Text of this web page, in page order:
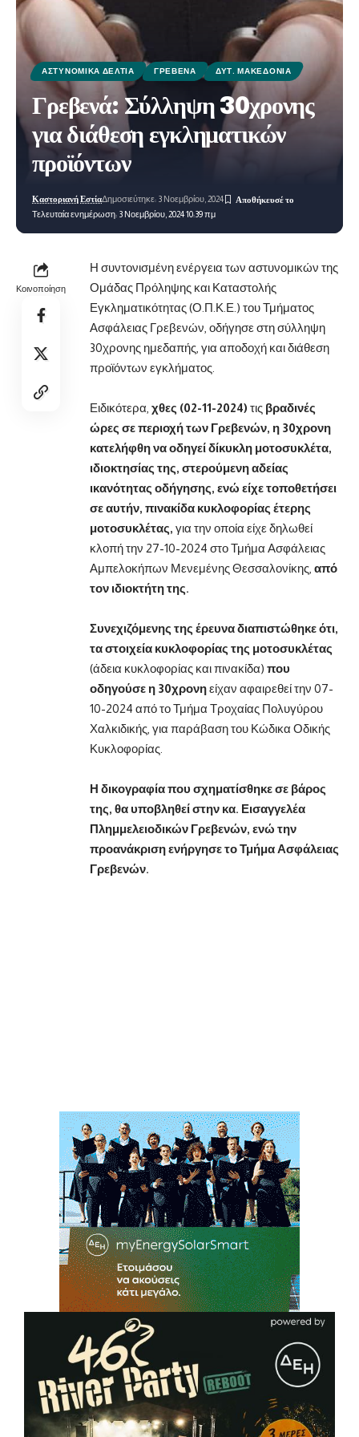
ΑΣΤΥΝΟΜΙΚΆ ΔΕΛΤΊΑ ΓΡΕΒΕΝΆ ΔΥΤ. ΜΑΚΕΔΟΝΊΑ
Γρεβενά: Σύλληψη 30χρονης
για διάθεση εγκληματικών
προϊόντων
Τελευταία ενημέρωση: 3 Νοεμβρίου, 2024 10:39 πμ
Καστοριανή ΕστίαΔημοσιεύτηκε: 3 Νοεμβρίου, 2024
Κοινοποίηση
Η συντονισμένη ενέργεια των αστυνομικών της
Ομάδας Πρόληψης και Καταστολής
Εγκληματικότητας (Ο.Π.Κ.Ε.) του Τμήματος
Ασφάλειας Γρεβενών, οδήγησε στη σύλληψη
30χρονης ημεδαπής, για αποδοχή και διάθεση
προϊόντων εγκλήματος.
Ειδικότερα, χθες (02-11-2024) τις βραδινές
ώρες σε περιοχή των Γρεβενών, η 30χρονη
κατελήφθη να οδηγεί δίκυκλη μοτοσυκλέτα,
ιδιοκτησίας της, στερούμενη αδείας
ικανότητας οδήγησης, ενώ είχε τοποθετήσει
σε αυτήν, πινακίδα κυκλοφορίας έτερης
μοτοσυκλέτας, για την οποία είχε δηλωθεί
κλοπή την 27-10-2024 στο Τμήμα Ασφάλειας
Αμπελοκήπων Μενεμένης Θεσσαλονίκης, από
τον ιδιοκτήτη της.
Συνεχιζόμενης της έρευνα διαπιστώθηκε ότι,
τα στοιχεία κυκλοφορίας της μοτοσυκλέτας
(άδεια κυκλοφορίας και πινακίδα) που
οδηγούσε η 30χρονηείχαν αφαιρεθεί την 07-
10-2024 από το Τμήμα Τροχαίας Πολυγύρου
Χαλκιδικής, για παράβαση του Κώδικα Οδικής
Κυκλοφορίας.
Η δικογραφία που σχηματίσθηκε σε βάρος
της, θα υποβληθεί στην κα. Εισαγγελέα
Πλημμελειοδικών Γρεβενών, ενώ την
προανάκριση ενήργησε το Τμήμα Ασφάλειας
Γρεβενών.